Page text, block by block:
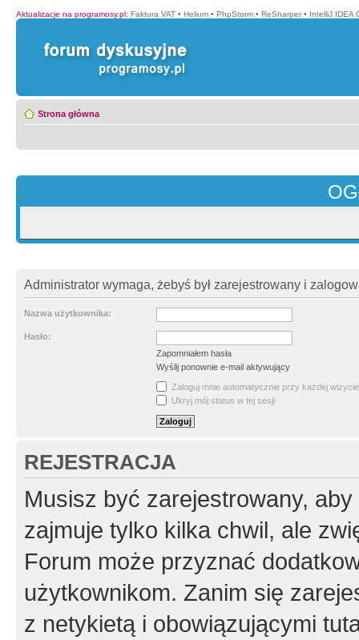
Aktualizacje na programosy.pl: Faktura VAT • Helium • PhpStorm • ReSharper • IntelliJ IDEA
Strona główna
Administrator wymaga, żebyś był zarejestrowany i
Nazwa użytkownika:
Hasło:
Zapomniałem hasła
Wyślij ponownie e-mail aktywujący
Zaloguj mnie automatycznie przy każdej wizycie
Ukryj mój status w tej sesji
REJESTRACJA
Musisz być zarejestrowany,
zajmuje tylko kilka chwil, ale
Forum może przyznać
użytkownikom. Zanim się
z netykietą i obowiązującymi